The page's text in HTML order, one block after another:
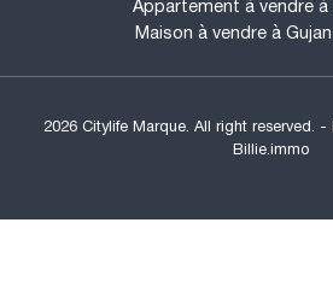
Appartement à vendre
Maison à vendre à
2026 Citylife Marque. All right reserved. -
Billie.immo